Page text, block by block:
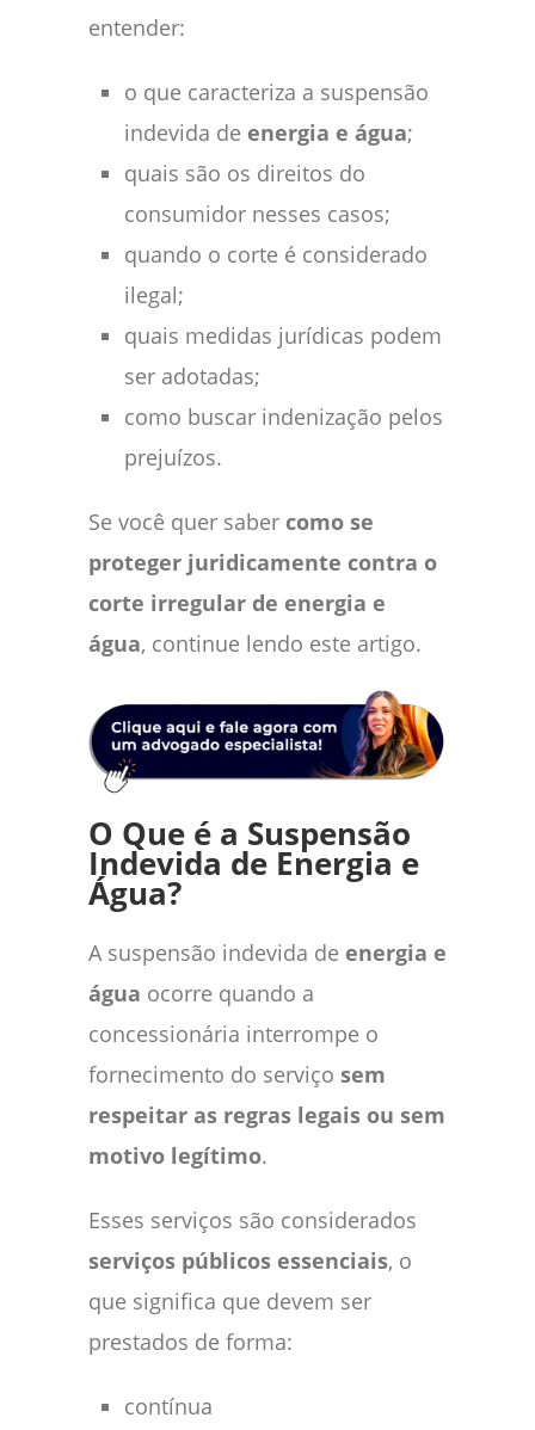
entender:
o que caracteriza a suspensão
indevida de energia e água;
quais são os direitos do
consumidor nesses casos;
quando o corte é considerado
ilegal;
quais medidas jurídicas podem
ser adotadas;
como buscar indenização pelos
prejuízos.
Se você quer saber como se
proteger juridicamente contra o
corte irregular de energia e
água, continue lendo este artigo.
O Que é a Suspensão
Indevida de Energia e
Água?
A suspensão indevida de energia e
água ocorre quando a
concessionária interrompe o
fornecimento do serviço sem
respeitar as regras legais ou sem
motivo legítimo.
Esses serviços são considerados
serviços públicos essenciais, o
que significa que devem ser
prestados de forma:
contínua